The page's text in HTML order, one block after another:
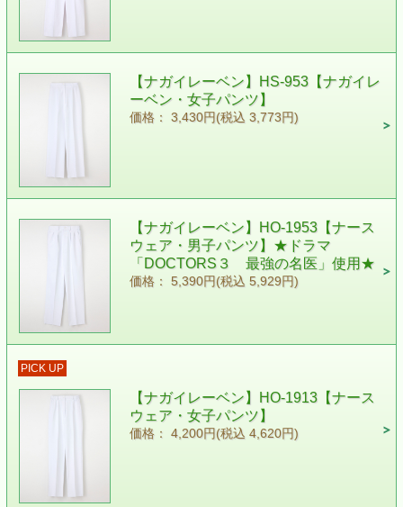
【ナガイレーベン】HS-953【ナガイレ
ーベン・女子パンツ】
価格： 3,430円(税込 3,773円)
【ナガイレーベン】HO-1953【ナース
ウェア・男子パンツ】★ドラマ
「DOCTORS３ 最強の名医」使用★
価格： 5,390円(税込 5,929円)
PICK UP
【ナガイレーベン】HO-1913【ナース
ウェア・女子パンツ】
価格： 4,200円(税込 4,620円)